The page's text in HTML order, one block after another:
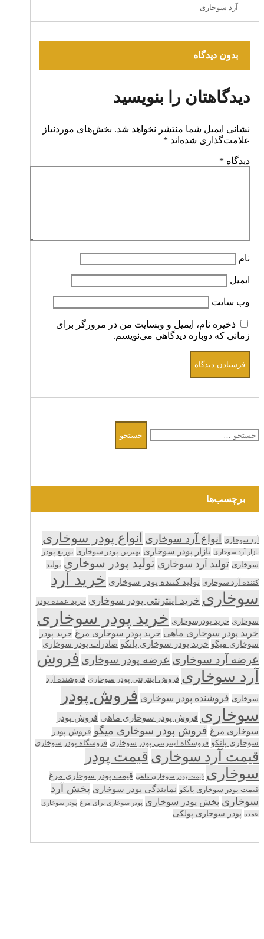
آرد سوخاری
بدون دیدگاه
دیدگاهتان را بنویسید
نشانی ایمیل شما منتشر نخواهد شد. بخش‌های موردنیاز
علامت‌گذاری شده‌اند *
دیدگاه *
نام
ایمیل
وب‌ سایت
ذخیره نام، ایمیل و وبسایت من در مرورگر برای
زمانی که دوباره دیدگاهی می‌نویسم.
برای:
برچسب‌ها
آرد سوخاری انواع آرد سوخاری انواع پودر سوخاری
بازار آرد سوخاری بازار پودر سوخاری بهترین پودر سوخاری توزیع پودر
سوخاری تولید آرد سوخاری تولید پودر سوخاری تولید
کننده آرد سوخاری تولید کننده پودر سوخاری خرید آرد
سوخاری خرید اینترنتی پودر سوخاری خرید عمده پودر
سوخاری خرید پودرسوخاری خرید پودر سوخاری
خرید پودر سوخاری ماهی خرید پودر سوخاری مرغ خرید پودر
سوخاری میگو خرید پودر سوخاری پانکو صادرات پودر سوخاری
عرضه آرد سوخاری عرضه پودر سوخاری فروش
آرد سوخاری فروش اینترنتی پودر سوخاری فروشنده آرد
سوخاری فروشنده پودر سوخاری فروش پودر
سوخاری فروش پودر سوخاری ماهی فروش پودر
سوخاری مرغ فروش پودر سوخاری میگو فروش پودر
سوخاری پانکو فروشگاه اینترنتی پودر سوخاری فروشگاه پودر سوخاری
قیمت آرد سوخاری قیمت پودر
سوخاری قیمت پودر سوخاری ماهی قیمت پودر سوخاری مرغ
قیمت پودر سوخاری پانکو نمایندگی پودر سوخاری پخش آرد
سوخاری پخش پودر سوخاری پودر سوخاری برای مرغ پودر سوخاری
عمده پودر سوخاری پولکی